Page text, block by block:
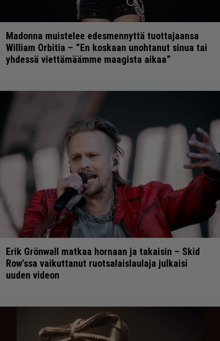
Madonna muistelee edesmennyttä tuottajaansa
William Orbitia – ”En koskaan unohtanut sinua tai
yhdessä viettämäämme maagista aikaa”
Erik Grönwall matkaa hornaan ja takaisin – Skid
Row’ssa vaikuttanut ruotsalaislaulaja julkaisi
uuden videon